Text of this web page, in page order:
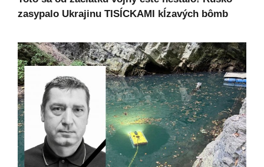
zasypalo Ukrajinu TISÍCKAMI kĺzavých bômb